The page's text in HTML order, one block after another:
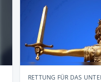
RETTUNG FÜR DAS